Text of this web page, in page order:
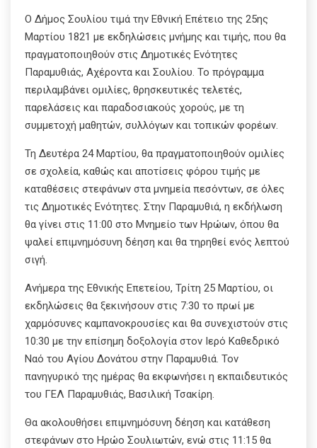
Ο Δήμος Σουλίου τιμά την Εθνική Επέτειο της 25ης
Μαρτίου 1821 με εκδηλώσεις μνήμης και τιμής, που θα
πραγματοποιηθούν στις Δημοτικές Ενότητες
Παραμυθιάς, Αχέροντα και Σουλίου. Το πρόγραμμα
περιλαμβάνει ομιλίες, θρησκευτικές τελετές,
παρελάσεις και παραδοσιακούς χορούς, με τη
συμμετοχή μαθητών, συλλόγων και τοπικών φορέων.
Τη Δευτέρα 24 Μαρτίου, θα πραγματοποιηθούν ομιλίες
σε σχολεία, καθώς και αποτίσεις φόρου τιμής με
καταθέσεις στεφάνων στα μνημεία πεσόντων, σε όλες
τις Δημοτικές Ενότητες. Στην Παραμυθιά, η εκδήλωση
θα γίνει στις 11:00 στο Μνημείο των Ηρώων, όπου θα
ψαλεί επιμνημόσυνη δέηση και θα τηρηθεί ενός λεπτού
σιγή.
Ανήμερα της Εθνικής Επετείου, Τρίτη 25 Μαρτίου, οι
εκδηλώσεις θα ξεκινήσουν στις 7:30 το πρωί με
χαρμόσυνες καμπανοκρουσίες και θα συνεχιστούν στις
10:30 με την επίσημη δοξολογία στον Ιερό Καθεδρικό
Ναό του Αγίου Δονάτου στην Παραμυθιά. Τον
πανηγυρικό της ημέρας θα εκφωνήσει η εκπαιδευτικός
του ΓΕΛ Παραμυθιάς, Βασιλική Τσακίρη.
Θα ακολουθήσει επιμνημόσυνη δέηση και κατάθεση
στεφάνων στο Ηρώο Σουλιωτών, ενώ στις 11:15 θα